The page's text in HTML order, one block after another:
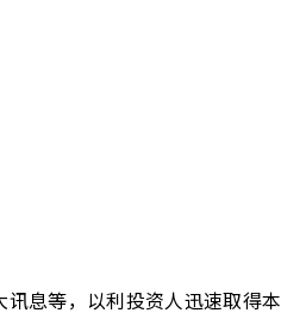
息等，以利投资人迅速取得本